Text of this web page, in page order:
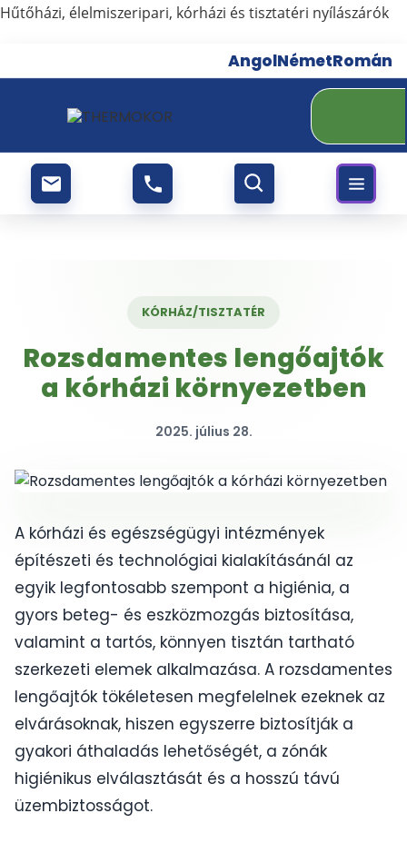
Skip
Hűtőházi, élelmiszeripari, kórházi és tisztatéri nyílászárók
AngolNémetRomán
KÓRHÁZ/TISZTATÉR
Rozsdamentes lengőajtók
a kórházi környezetben
2025. július 28.
A kórházi és egészségügyi intézmények
építészeti és technológiai kialakításánál az
egyik legfontosabb szempont a higiénia, a
gyors beteg- és eszközmozgás biztosítása,
valamint a tartós, könnyen tisztán tartható
szerkezeti elemek alkalmazása. A rozsdamentes
lengőajtók tökéletesen megfelelnek ezeknek az
elvárásoknak, hiszen egyszerre biztosítják a
gyakori áthaladás lehetőségét, a zónák
higiénikus elválasztását és a hosszú távú
üzembiztosságot.